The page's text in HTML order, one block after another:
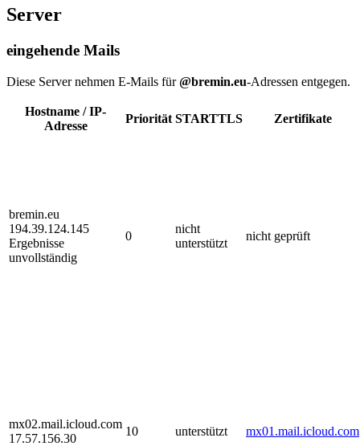
Server
eingehende Mails
Diese Server nehmen E-Mails für@bremin.eu-Adressen entgegen.
Hostname / IP-
Adresse
Priorität STARTTLS Zertifikate
bremin.eu
194.39.124.145
Ergebnisse
unvollständig
0
nicht
unterstützt
nicht geprüft
mx02.mail.icloud.com
17.57.156.30
10 unterstützt mx01.mail.icloud.com